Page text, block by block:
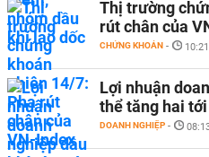
Thị trường
rút chân của
CHỨNG KHOÁN -
Lợi nhuận
thể tăng hai
DOANH NGHIỆP -